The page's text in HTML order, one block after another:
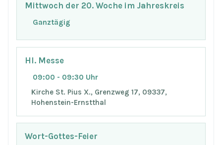
Mittwoch der 20. Woche im Jahreskreis
Ganztägig
Hl. Messe
09:00 - 09:30 Uhr
Kirche St. Pius X., Grenzweg 17, 09337,
Hohenstein-Ernstthal
Wort-Gottes-Feier